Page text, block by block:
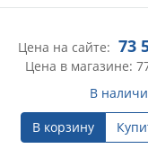
Цена на сайте: 73
Цена в магазине:
В
В корзину